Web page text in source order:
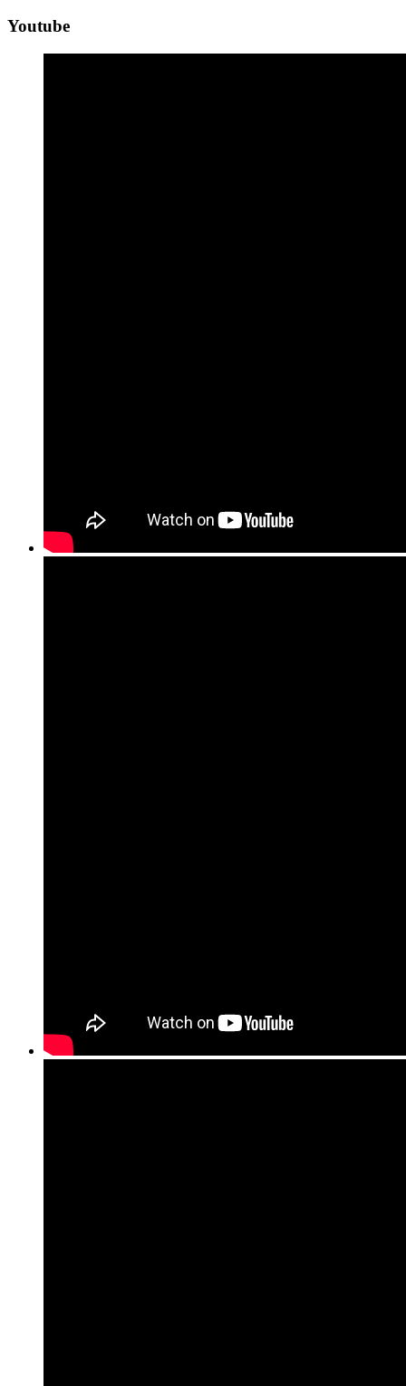
Youtube